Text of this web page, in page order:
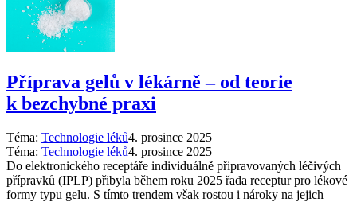
Příprava gelů v lékárně –⁠ od teorie
k bezchybné praxi
Téma: Technologie léků4. prosince 2025
Téma: Technologie léků4. prosince 2025
Do elektronického receptáře individuálně připravovaných léčivých
přípravků (IPLP) přibyla během roku 2025 řada receptur pro lékové
formy typu gelu. S tímto trendem však rostou i nároky na jejich